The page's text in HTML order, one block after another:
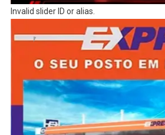
Invalid slider ID or alias.